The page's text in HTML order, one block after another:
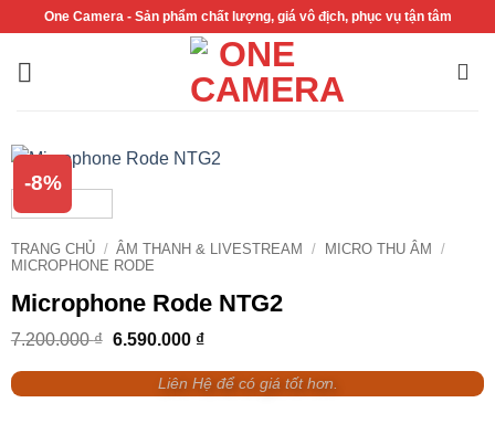
nội
One Camera - Sản phẩm chất lượng, giá vô địch, phục vụ tận tâm
-8%
TRANG CHỦ / ÂM THANH & LIVESTREAM / MICRO THU ÂM
/
MICROPHONE RODE
Microphone Rode NTG2
7.200.000₫ Giá
là:
7.200.000 ₫.
6.590.000 ₫Giá
tại
là:
Liên Hệ để có giá tốt hơn.